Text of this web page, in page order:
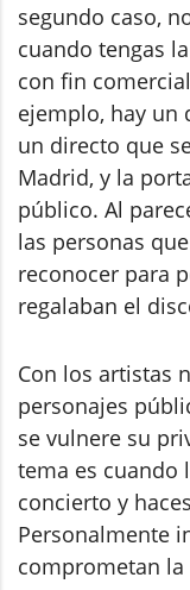
segundo caso,
cuando tengas
con fin
ejemplo, hay un
un directo que
Madrid, y la
público. Al
las personas
reconocer para
regalaban el
Con los artistas
personajes
se vulnere su
tema es cuando
concierto y
Personalmente
comprometan